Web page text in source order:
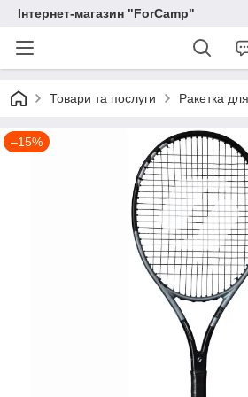
Інтернет-магазин "ForCamp"
Товари та послуги Ракетка
–15%